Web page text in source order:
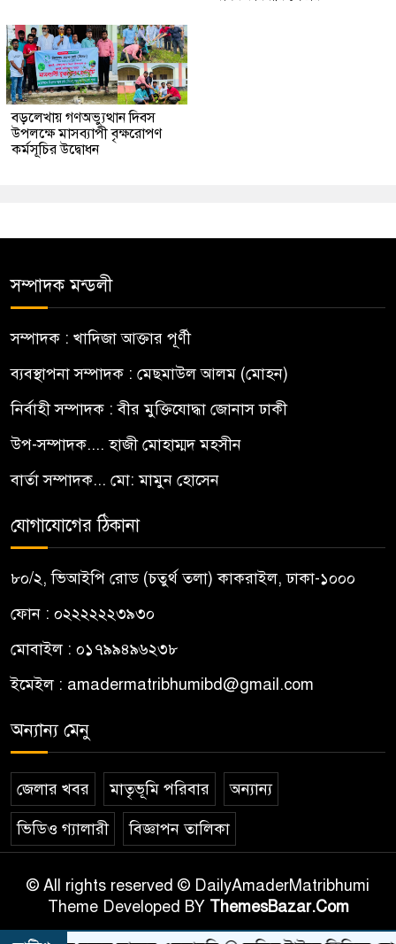
বড়লেখায় গণঅভ্যুত্থান দিবস
উপলক্ষে মাসব্যাপী বৃক্ষরোপণ
কর্মসূচির উদ্বোধন
সম্পাদক মন্ডলী
সম্পাদক : খাদিজা আক্তার পূর্ণী
ব্যবস্থাপনা সম্পাদক : মেছমাউল আলম (মোহন)
নির্বাহী সম্পাদক : বীর মুক্তিযোদ্ধা জোনাস ঢাকী
উপ-সম্পাদক.... হাজী মোহাম্মদ মহসীন
বার্তা সম্পাদক... মো: মামুন হোসেন
যোগাযোগের ঠিকানা
৮০/২, ভিআইপি রোড (চতুর্থ তলা) কাকরাইল, ঢাকা-১০০০
ফোন : ০২২২২২২৩৯৩০
মোবাইল : ০১৭৯৯৪৯৬২৩৮
ইমেইল : amadermatribhumibd@gmail.com
অন্যান্য মেনু
জেলার খবর মাতৃভূমি পরিবার অন্যান্য
ভিডিও গ্যালারী বিজ্ঞাপন তালিকা
© All rights reserved © DailyAmaderMatribhumi
Theme Developed BY ThemesBazar.Com